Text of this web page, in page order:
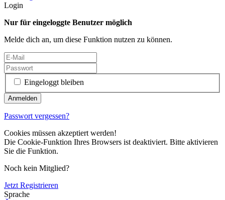
Login
Nur für eingeloggte Benutzer möglich
Melde dich an, um diese Funktion nutzen zu können.
Eingeloggt bleiben
Passwort vergessen?
Cookies müssen akzeptiert werden!
Die Cookie-Funktion Ihres Browsers ist deaktiviert. Bitte aktivieren
Sie die Funktion.
Noch kein Mitglied?
Jetzt Registrieren
Sprache